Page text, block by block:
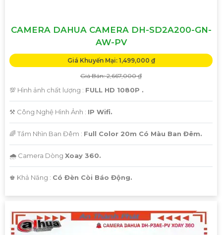
CAMERA DAHUA CAMERA DH-SD2A200-GN-
AW-PV
Giá Khuyến Mại: 1,499,000 ₫
Giá Bán: 2,667,000 ₫
💯 Hình ảnh chất lượng : FULL HD 1080P .
⚒ Công Nghệ Hình Ảnh : IP Wifi.
🌈 Tầm Nhìn Ban Đêm : Full Color 20m Có Màu Ban Đêm.
🌧️ Camera Dòng Xoay 360.
️♚ Khả Năng : Có Đèn Còi Báo Động.